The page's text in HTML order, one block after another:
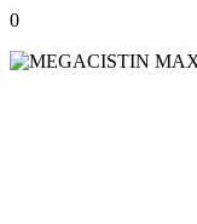
0